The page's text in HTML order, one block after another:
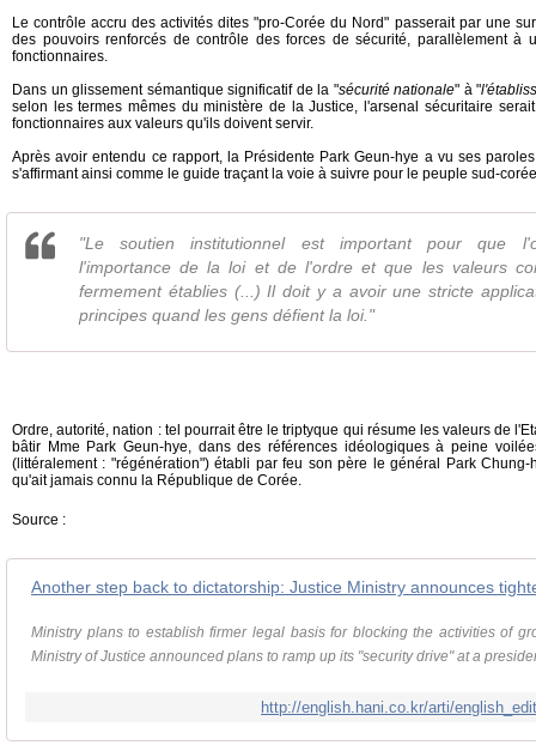
Le contrôle accru des activités dites "pro-Corée du Nord" passerait par une
des pouvoirs renforcés de contrôle des forces de sécurité, parallèlement à
fonctionnaires.
Dans un glissement sémantique significatif de la "sécurité nationale" à "
selon les termes mêmes du ministère de la Justice, l'arsenal sécuritaire
fonctionnaires aux valeurs qu'ils doivent servir.
Après avoir entendu ce rapport, la Présidente Park Geun-hye a vu ses
s'affirmant ainsi comme le guide traçant la voie à suivre pour le peuple sud-
"Le soutien institutionnel est important pour que
l'importance de la loi et de l'ordre et que les valeurs
fermement établies (...) Il doit y a avoir une stricte
principes quand les gens défient la loi."
Ordre, autorité, nation : tel pourrait être le triptyque qui résume les valeurs de
bâtir Mme Park Geun-hye, dans des références idéologiques à peine
(littéralement : "régénération") établi par feu son père le général Park
qu'ait jamais connu la République de Corée.
Source :
Another step back to dictatorship: Justice Ministry announces
Ministry plans to establish firmer legal basis for blocking the activities of
Ministry of Justice announced plans to ramp up its "security drive" at a
http://english.hani.co.kr/arti/